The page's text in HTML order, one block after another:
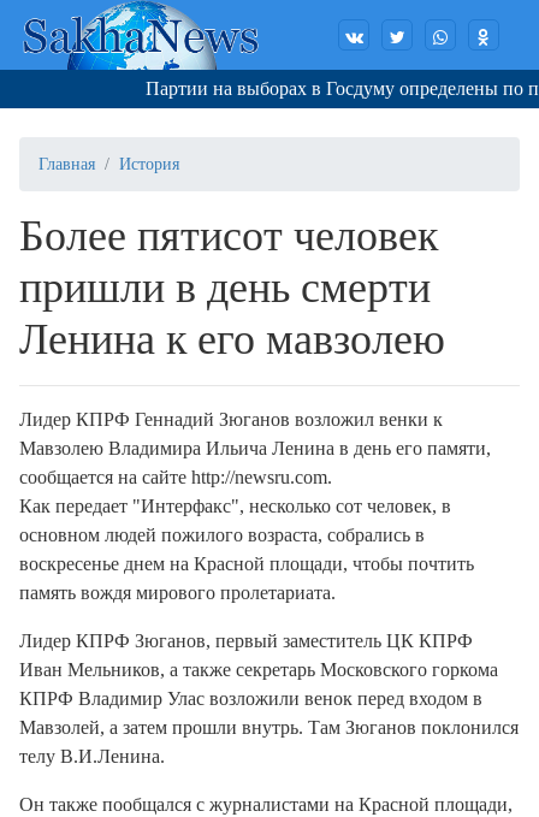
Партии на выборах в Госдуму определены по
Главная История
Более пятисот человек
пришли в день смерти
Ленина к его мавзолею
Лидер КПРФ Геннадий Зюганов возложил венки к
Мавзолею Владимира Ильича Ленина в день его памяти,
сообщается на сайте http://newsru.com.
Как передает "Интерфакс", несколько сот человек, в
основном людей пожилого возраста, собрались в
воскресенье днем на Красной площади, чтобы почтить
память вождя мирового пролетариата.
Лидер КПРФ Зюганов, первый заместитель ЦК КПРФ
Иван Мельников, а также секретарь Московского горкома
КПРФ Владимир Улас возложили венок перед входом в
Мавзолей, а затем прошли внутрь. Там Зюганов поклонился
телу В.И.Ленина.
Он также пообщался с журналистами на Красной площади,